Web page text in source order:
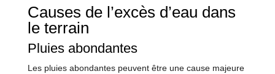
Causes de l’excès d’eau dans
le terrain
Pluies abondantes
Les pluies abondantes peuvent être une cause majeure